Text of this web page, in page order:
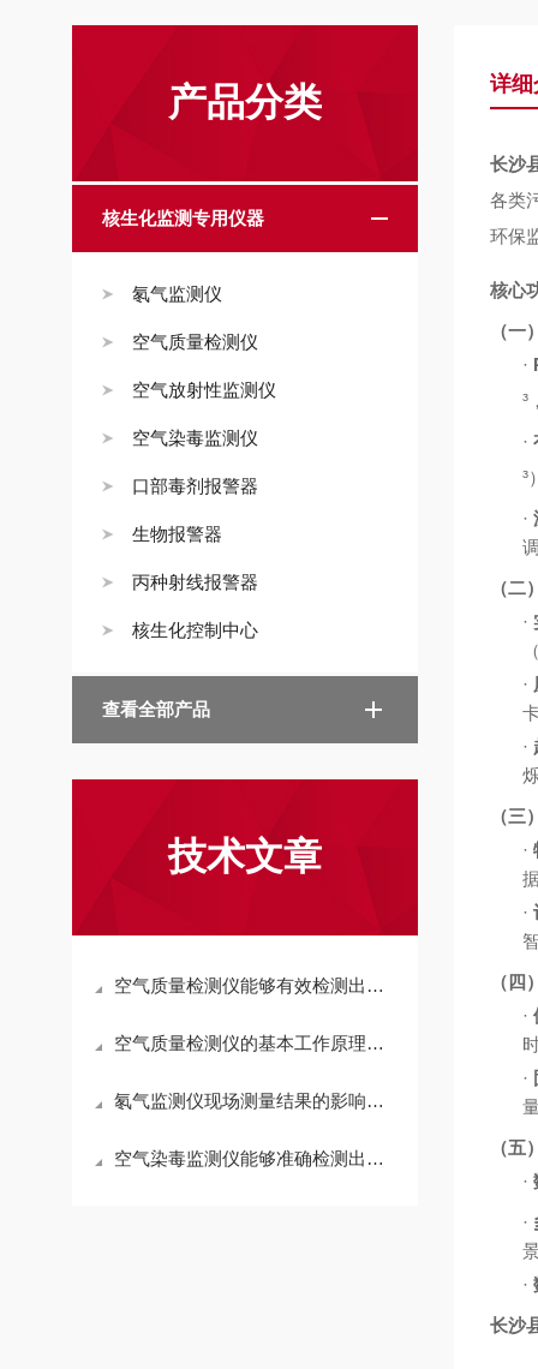
产品分类
核生化监测专用仪器
氡气监测仪
空气质量检测仪
空气放射性监测仪
空气染毒监测仪
口部毒剂报警器
生物报警器
丙种射线报警器
核生化控制中心
查看全部产品
技术文章
空气质量检测仪能够有效检测出微小的空气污染物
空气质量检测仪的基本工作原理解析
氡气监测仪现场测量结果的影响规律
空气染毒监测仪能够准确检测出低浓度污染物
详细
长沙
各类
环保
核心
（一
·
³
·
³
·
（二
·
·
·
（三
·
·
（四
·
·
（五
·
·
·
长沙